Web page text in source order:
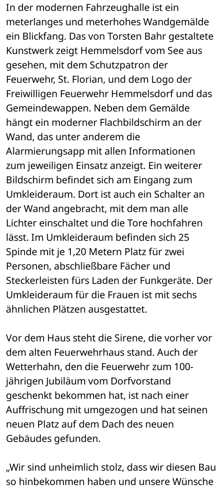
In der modernen Fahrzeughalle ist ein
meterlanges und meterhohes Wandgemälde
ein Blickfang. Das von Torsten Bahr gestaltete
Kunstwerk zeigt Hemmelsdorf vom See aus
gesehen, mit dem Schutzpatron der
Feuerwehr, St. Florian, und dem Logo der
Freiwilligen Feuerwehr Hemmelsdorf und das
Gemeindewappen. Neben dem Gemälde
hängt ein moderner Flachbildschirm an der
Wand, das unter anderem die
Alarmierungsapp mit allen Informationen
zum jeweiligen Einsatz anzeigt. Ein weiterer
Bildschirm befindet sich am Eingang zum
Umkleideraum. Dort ist auch ein Schalter an
der Wand angebracht, mit dem man alle
Lichter einschaltet und die Tore hochfahren
lässt. Im Umkleideraum befinden sich 25
Spinde mit je 1,20 Metern Platz für zwei
Personen, abschließbare Fächer und
Steckerleisten fürs Laden der Funkgeräte. Der
Umkleideraum für die Frauen ist mit sechs
ähnlichen Plätzen ausgestattet.
Vor dem Haus steht die Sirene, die vorher vor
dem alten Feuerwehrhaus stand. Auch der
Wetterhahn, den die Feuerwehr zum 100-
jährigen Jubiläum vom Dorfvorstand
geschenkt bekommen hat, ist nach einer
Auffrischung mit umgezogen und hat seinen
neuen Platz auf dem Dach des neuen
Gebäudes gefunden.
„Wir sind unheimlich stolz, dass wir diesen Bau
so hinbekommen haben und unsere Wünsche